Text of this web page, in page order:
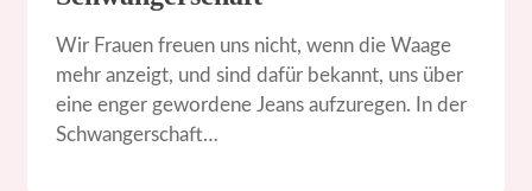
Wir Frauen freuen uns nicht, wenn die Waage
mehr anzeigt, und sind dafür bekannt, uns über
eine enger gewordene Jeans aufzuregen. In der
Schwangerschaft…